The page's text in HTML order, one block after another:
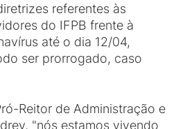
referentes às
do IFPB frente à
até o dia 12/04,
ser prorrogado, caso
Reitor de Administração e
"nós estamos vivendo